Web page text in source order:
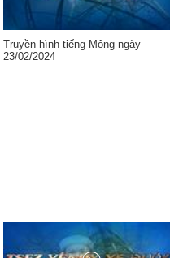
Truyền hình tiếng Mông ngày
23/02/2024